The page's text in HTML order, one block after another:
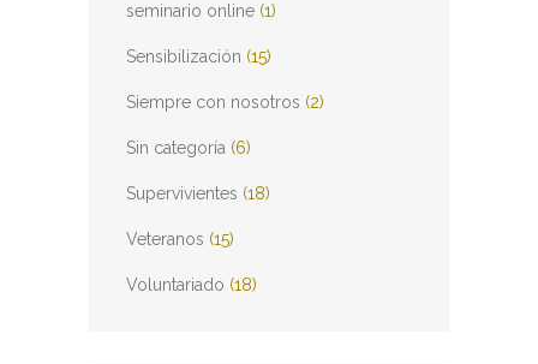
seminario online (1)
Sensibilización (15)
Siempre con nosotros (2)
Sin categoría (6)
Supervivientes (18)
Veteranos (15)
Voluntariado (18)